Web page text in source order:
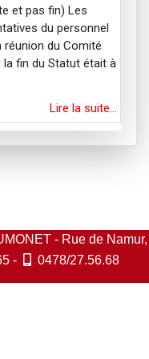
et pas fin) Les
du personnel
réunion du Comité
la fin du Statut était à
Lire la suite…
- Rue de Namur,
- 0478/27.56.68